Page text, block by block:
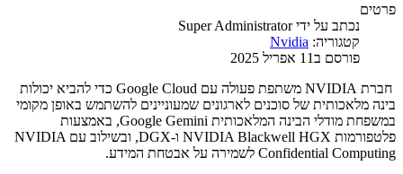
פרטים
נכתב על ידיSuper Administrator
קטגוריה: Nvidia
פורסם ב11 אפריל 2025
חברת NVIDIA משתפת פעולה עם Google Cloud כדי להביא יכולות
בינה מלאכותית של סוכנים לארגונים שמעוניינים להשתמש באופן מקומי
במשפחת מודלי הבינה המלאכותית Google Gemini, באמצעות
פלטפורמות NVIDIA Blackwell HGX ו-DGX, ובשילוב עם NVIDIA
Confidential Computing לשמירה על אבטחת המידע.